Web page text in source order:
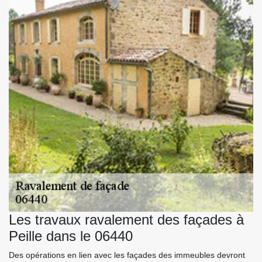
Les travaux ravalement des façades à
Peille dans le 06440
Des opérations en lien avec les façades des immeubles devront